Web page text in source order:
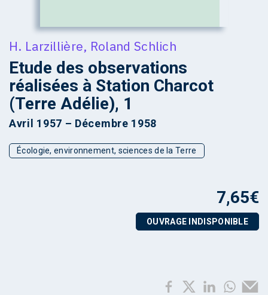
H. Larzillière, Roland Schlich
Etude des observations
réalisées à Station Charcot
(Terre Adélie), 1
Avril 1957 – Décembre 1958
Écologie, environnement, sciences de la Terre
7,65€
OUVRAGE INDISPONIBLE